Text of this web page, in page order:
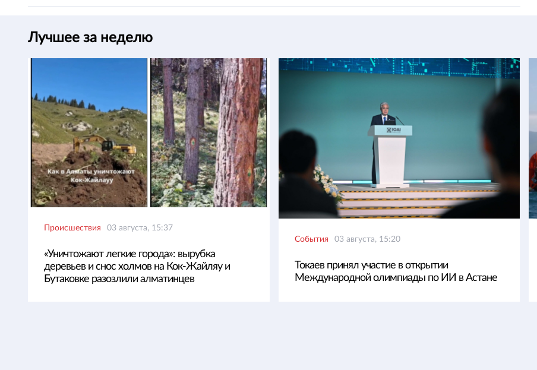
Лучшее за неделю
Происшествия 03 августа, 15:37
«Уничтожают легкие города»: вырубка
деревьев и снос холмов на Кок-Жайляу и
Бутаковке разозлили алматинцев
События 03 августа, 15:20
Токаев принял участие в открытии
Международной олимпиады по ИИ в Астане